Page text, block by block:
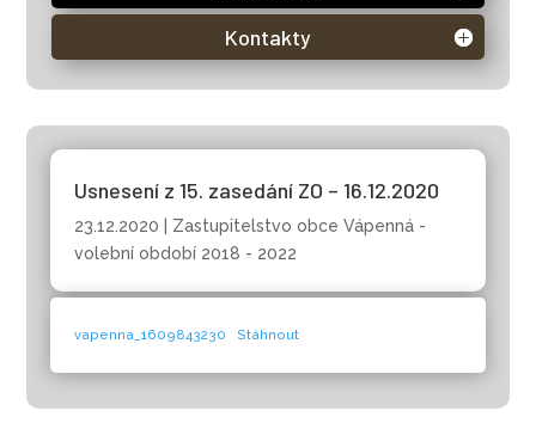
Kontakty
Usnesení z 15. zasedání ZO – 16.12.2020
23.12.2020
Zastupitelstvo obce Vápenná -
volební období 2018 - 2022
vapenna_1609843230 Stáhnout